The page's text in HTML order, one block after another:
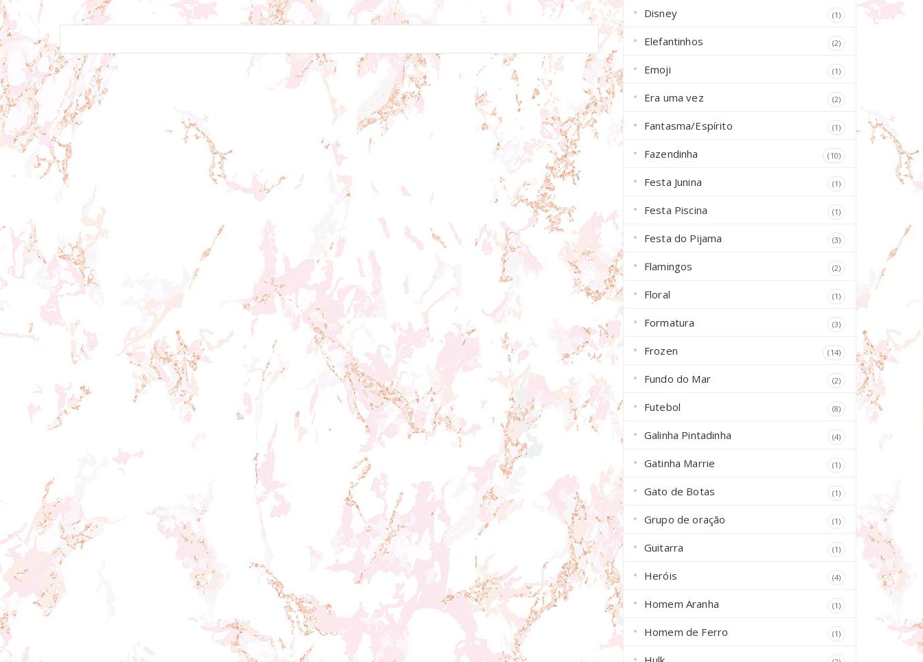
Disney (1)
Elefantinhos (2)
Emoji (1)
Era uma vez (2)
Fantasma/Espírito (1)
Fazendinha (10)
Festa Junina (1)
Festa Piscina (1)
Festa do Pijama (3)
Flamingos (2)
Floral (1)
Formatura (3)
Frozen (14)
Fundo do Mar (2)
Futebol (8)
Galinha Pintadinha (4)
Gatinha Marrie (1)
Gato de Botas (1)
Grupo de oração (1)
Guitarra (1)
Heróis (4)
Homem Aranha (1)
Homem de Ferro (1)